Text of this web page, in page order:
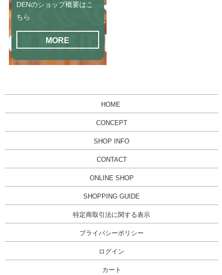
DENのショップ概要はこ
ちら
MORE
HOME
CONCEPT
SHOP INFO
CONTACT
ONLINE SHOP
SHOPPING GUIDE
特定商取引法に関する表示
プライバシーポリシー
ログイン
カート